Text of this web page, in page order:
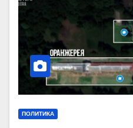
ПОЛИТИКА